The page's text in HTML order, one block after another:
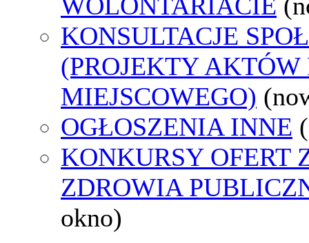
KONSULTACJE
(PROJEKTY AKTÓW
MIEJSCOWEGO)
OGŁOSZENIA INNE
KONKURSY OFERT
ZDROWIA
okno)